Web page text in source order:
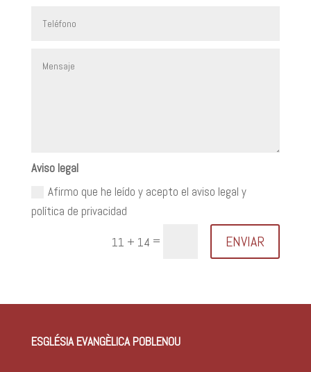
Aviso legal
Afirmo que he leído y acepto el aviso legal y
política de privacidad
11 + 14 = ENVIAR
ESGLÉSIA EVANGÈLICA POBLENOU